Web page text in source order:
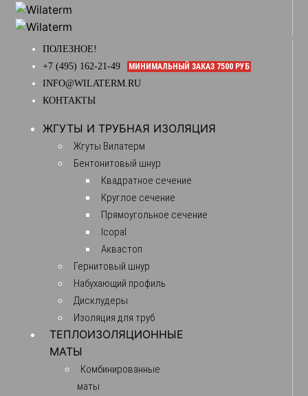
ПОЛЕЗНОЕ!
+7 (495) 162-21-49
МИНИМАЛЬНЫЙ ЗАКАЗ 7500 РУБ
INFO@WILATERM.RU
КОНТАКТЫ
ЖГУТЫ И ТРУБНАЯ ИЗОЛЯЦИЯ
Жгуты Вилатерм
Бентонитовый шнур
Квадратное сечение
Круглое сечение
Прямоугольное сечение
Icopal
Аквастоп
Гернитовый шнур
Набухающий профиль
Дисклудеры
Изоляция для труб
ТЕПЛОИЗОЛЯЦИОННЫЕ
МАТЫ
Комбинированные
маты